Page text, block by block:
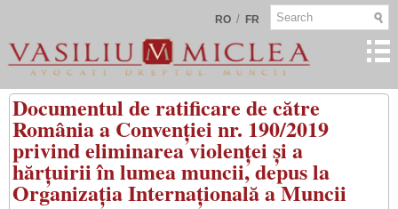
RO / FR
Documentul de ratificare de către
România a Convenției nr. 190/2019
privind eliminarea violenței și a
hărțuirii în lumea muncii, depus la
Organizația Internațională a Muncii